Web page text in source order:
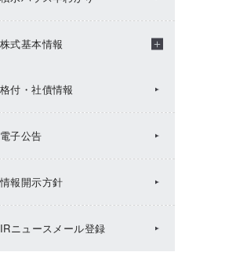
FACTBOOK
有価証券報告書等
統合報告書（Value Report）
BUSINESS REPORT(年次報
IRカレンダー（2024年度）
IRカレンダー（2023年度）
IRカレンダー（2022年度）
IRカレンダー（2021年度）
IRカレンダー（2020年度）
株式基本情報
株式基本情報
株主総会
株主メモ
株主還元
格付・社債情報
電子公告
情報開示方針
IRニュースメール登録